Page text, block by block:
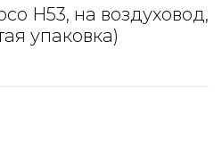
H53, на воздуховод,
упаковка)